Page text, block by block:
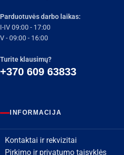
Parduotuvės darbo laikas:
I-IV 09:00 - 17:00
V - 09:00 - 16:00
Turite klausimų?
+370 609 63833
INFORMACIJA
Kontaktai ir rekvizitai
Pirkimo ir privatumo taisyklės